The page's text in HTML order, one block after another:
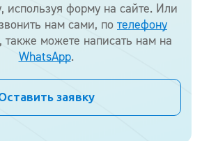
используя форму на сайте. Или
нам сами, по телефону
также можете написать нам на
WhatsApp.
заявку